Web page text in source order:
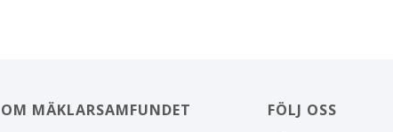
OM MÄKLARSAMFUNDET FÖLJ OSS